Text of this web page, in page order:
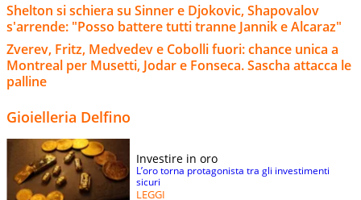
Shelton si schiera su Sinner e Djokovic, Shapovalov
s'arrende: "Posso battere tutti tranne Jannik e Alcaraz"
Zverev, Fritz, Medvedev e Cobolli fuori: chance unica a
Montreal per Musetti, Jodar e Fonseca. Sascha attacca le
palline
Gioielleria Delfino
Investire in oro
L’oro torna protagonista tra gli investimenti
sicuri
LEGGI